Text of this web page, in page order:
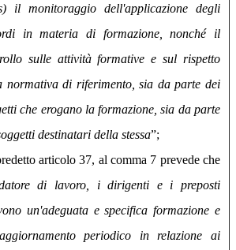
il monitoraggio dell'applicazione degli
in materia di formazione, nonché il
sulle attività formative e sul rispetto
normativa di riferimento, sia da parte dei
che erogano la formazione, sia da parte
destinatari della stessa”;
articolo 37, al comma 7 prevede che
di lavoro, i dirigenti e i preposti
un'adeguata e specifica formazione e
periodico in relazione ai